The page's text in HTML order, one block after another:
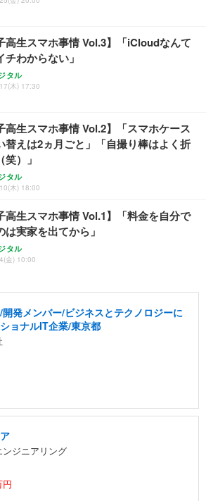
高生スマホ事情 Vol.3】「iCloudなんて
チわからない」
タル
木) 17:30
高生スマホ事情 Vol.2】「スマホケース
替えは2ヵ月ごと」「自撮り棒はよく折
）」
タル
木) 18:00
高生スマホ事情 Vol.1】「料金を自分で
は実家を出てから」
タル
金) 10:00
発メンバー/ビジネスとテクノロジーに
ョナルIT企業/東京都
ジニアリング
円